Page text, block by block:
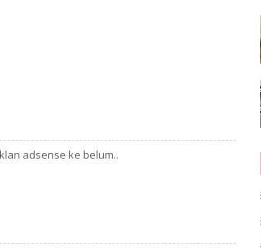
adsense ke belum..